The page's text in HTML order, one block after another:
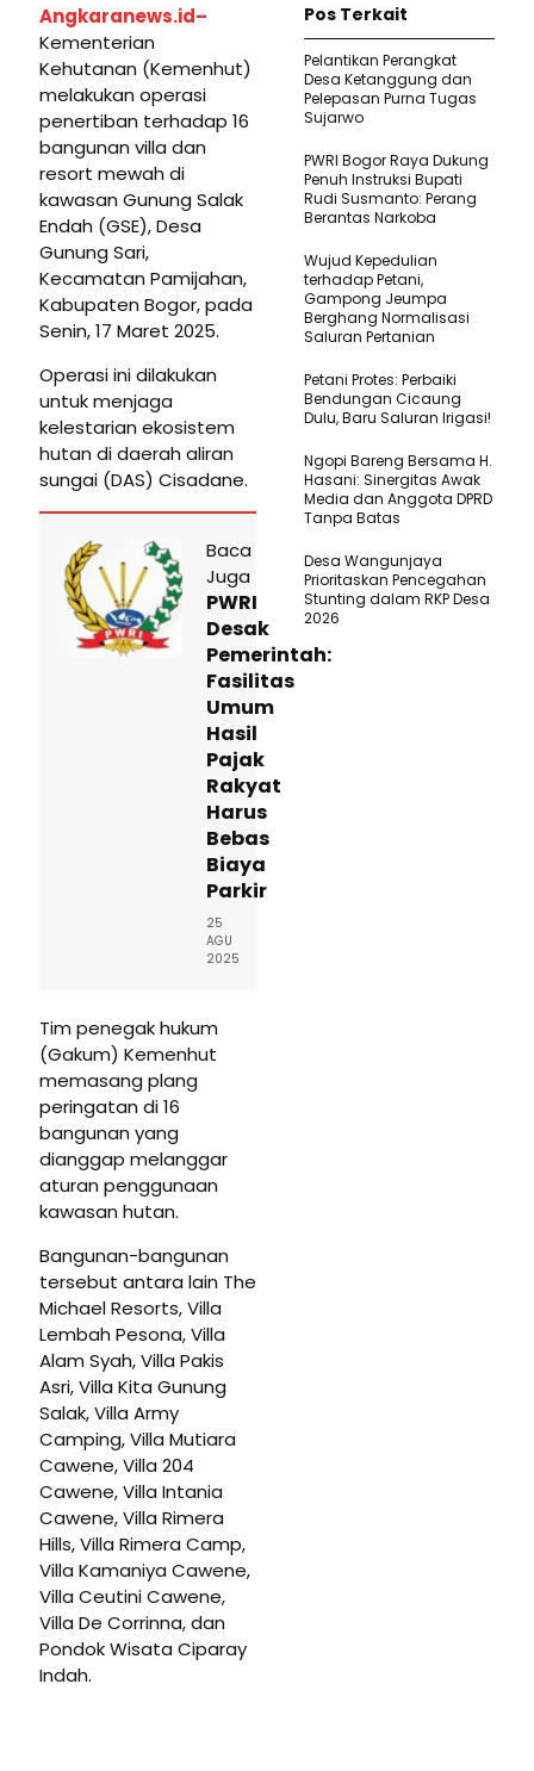
Angkaranews.id–
Kementerian
Kehutanan (Kemenhut)
melakukan operasi
penertiban terhadap 16
bangunan villa dan
resort mewah di
kawasan Gunung Salak
Endah (GSE), Desa
Gunung Sari,
Kecamatan Pamijahan,
Kabupaten Bogor, pada
Senin, 17 Maret 2025.
Operasi ini dilakukan
untuk menjaga
kelestarian ekosistem
hutan di daerah aliran
sungai (DAS) Cisadane.
Baca
Juga
PWRI
Desak
Pemerintah:
Fasilitas
Umum
Hasil
Pajak
Rakyat
Harus
Bebas
Biaya
Parkir
25
AGU
2025
Tim penegak hukum
(Gakum) Kemenhut
memasang plang
peringatan di 16
bangunan yang
dianggap melanggar
aturan penggunaan
kawasan hutan.
Bangunan-bangunan
tersebut antara lain The
Michael Resorts, Villa
Lembah Pesona, Villa
Alam Syah, Villa Pakis
Asri, Villa Kita Gunung
Salak, Villa Army
Camping, Villa Mutiara
Cawene, Villa 204
Cawene, Villa Intania
Cawene, Villa Rimera
Hills, Villa Rimera Camp,
Villa Kamaniya Cawene,
Villa Ceutini Cawene,
Villa De Corrinna, dan
Pondok Wisata Ciparay
Indah.
Pos Terkait
Pelantikan Perangkat
Desa Ketanggung dan
Pelepasan Purna Tugas
Sujarwo
PWRI Bogor Raya Dukung
Penuh Instruksi Bupati
Rudi Susmanto: Perang
Berantas Narkoba
Wujud Kepedulian
terhadap Petani,
Gampong Jeumpa
Berghang Normalisasi
Saluran Pertanian
Petani Protes: Perbaiki
Bendungan Cicaung
Dulu, Baru Saluran Irigasi!
Ngopi Bareng Bersama H.
Hasani: Sinergitas Awak
Media dan Anggota DPRD
Tanpa Batas
Desa Wangunjaya
Prioritaskan Pencegahan
Stunting dalam RKP Desa
2026